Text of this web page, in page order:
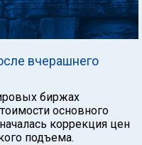
вчерашнего
биржах
основного
коррекция цен
подъема.